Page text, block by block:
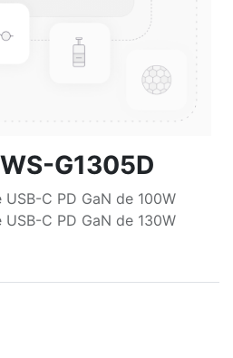
G1305D
C PD GaN de 100W
C PD GaN de 130W